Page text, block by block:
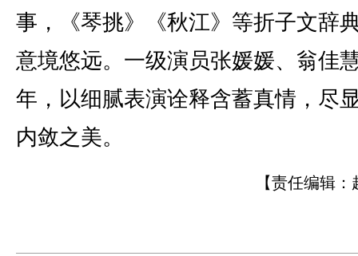
事，《琴挑》《秋江》等折子文辞
意境悠远。一级演员张媛媛、翁佳
年，以细腻表演诠释含蓄真情，尽
内敛之美。
【责任编辑：